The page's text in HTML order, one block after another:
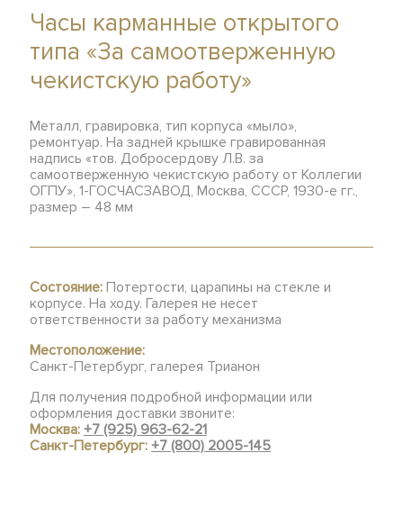
Часы карманные открытого
типа «За самоотверженную
чекистскую работу»
Металл, гравировка, тип корпуса «мыло»,
ремонтуар. На задней крышке гравированная
надпись «тов. Добросердову Л.В. за
самоотверженную чекистскую работу от Коллегии
ОГПУ», 1-ГОСЧАСЗАВОД, Москва, СССР, 1930-е гг.,
размер – 48 мм
Состояние: Потертости, царапины на стекле и
корпусе. На ходу. Галерея не несет
ответственности за работу механизма
Местоположение:
Санкт-Петербург, галерея Трианон
Для получения подробной информации или
оформления доставки звоните:
Москва:+7 (925) 963-62-21
Санкт-Петербург:+7 (800) 2005-145